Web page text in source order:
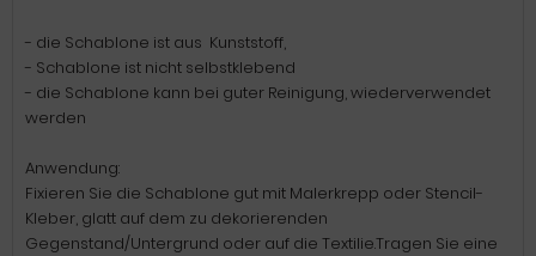
- die Schablone ist aus Kunststoff,
- Schablone ist nicht selbstklebend
- die Schablone kann bei guter Reinigung, wiederverwendet
werden
Anwendung:
Fixieren Sie die Schablone gut mit Malerkrepp oder Stencil-
Kleber, glatt auf dem zu dekorierenden
Gegenstand/Untergrund oder auf die Textilie.Tragen Sie eine